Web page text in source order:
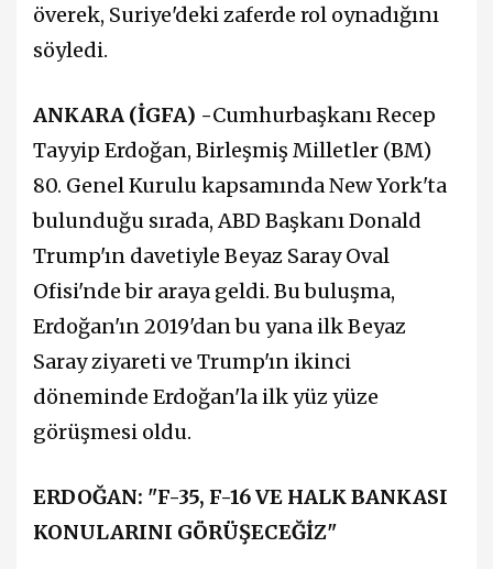
överek, Suriye'deki zaferde rol oynadığını
söyledi.
ANKARA (İGFA) -Cumhurbaşkanı Recep
Tayyip Erdoğan, Birleşmiş Milletler (BM)
80. Genel Kurulu kapsamında New York'ta
bulunduğu sırada, ABD Başkanı Donald
Trump'ın davetiyle Beyaz Saray Oval
Ofisi'nde bir araya geldi. Bu buluşma,
Erdoğan'ın 2019'dan bu yana ilk Beyaz
Saray ziyareti ve Trump'ın ikinci
döneminde Erdoğan'la ilk yüz yüze
görüşmesi oldu.
ERDOĞAN: "F-35, F-16 VE HALK BANKASI
KONULARINI GÖRÜŞECEĞİZ"